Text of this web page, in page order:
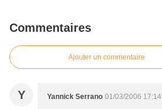
Commentaires
Ajouter un commentaire
Y Yannick Serrano 01/03/2006 17:14